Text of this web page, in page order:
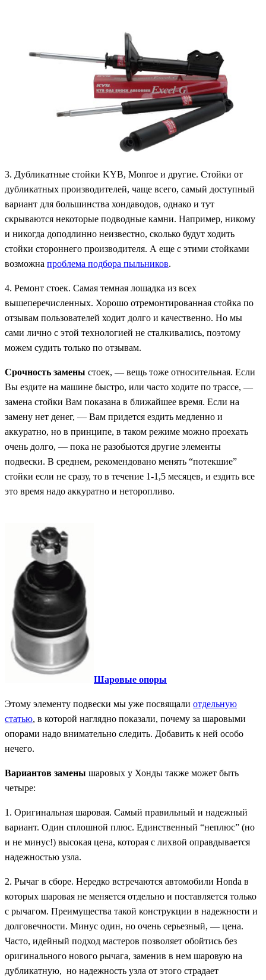
3. Дубликатные стойки KYB, Monroe и другие. Стойки от
дубликатных производителей, чаще всего, самый доступный
вариант для большинства хондаводов, однако и тут
скрываются некоторые подводные камни. Например, никому
и никогда доподлинно неизвестно, сколько будут ходить
стойки стороннего производителя. А еще с этими стойками
возможна проблема подбора пыльников.
4. Ремонт стоек. Самая темная лошадка из всех
вышеперечисленных. Хорошо отремонтированная стойка по
отзывам пользователей ходит долго и качественно. Но мы
сами лично с этой технологией не сталкивались, поэтому
можем судить только по отзывам.
Срочность замены стоек, — вещь тоже относительная. Если
Вы ездите на машине быстро, или часто ходите по трассе, —
замена стойки Вам показана в ближайшее время. Если на
замену нет денег, — Вам придется ездить медленно и
аккуратно, но в принципе, в таком режиме можно проехать
очень долго, — пока не разобьются другие элементы
подвески. В среднем, рекомендовано менять “потекшие”
стойки если не сразу, то в течение 1-1,5 месяцев, и ездить все
это время надо аккуратно и неторопливо.
Шаровые опоры
Этому элементу подвески мы уже посвящали отдельную
статью, в которой наглядно показали, почему за шаровыми
опорами надо внимательно следить. Добавить к ней особо
нечего.
Вариантов замены шаровых у Хонды также может быть
четыре:
1. Оригинальная шаровая. Самый правильный и надежный
вариант. Один сплошной плюс. Единственный “неплюс” (но
и не минус!) высокая цена, которая с лихвой оправдывается
надежностью узла.
2. Рычаг в сборе. Нередко встречаются автомобили Honda в
которых шаровая не меняется отдельно и поставляется только
с рычагом. Преимущества такой конструкции в надежности и
долговечности. Минус один, но очень серьезный, — цена.
Часто, идейный подход мастеров позволяет обойтись без
оригинального нового рычага, заменив в нем шаровую на
дубликатную, но надежность узла от этого страдает